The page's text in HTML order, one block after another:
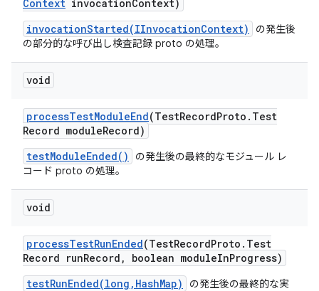
Context invocationContext)
invocationStarted(IInvocationContext)
の発生後
の部分的な呼び出し検査記録 proto の処理。
void
processTestModuleEnd(TestRecordProto . Test
Record moduleRecord)
testModuleEnded()
の発生後の最終的なモジュール レ
コード proto の処理。
void
processTestRunEnded(TestRecordProto . Test
Record runRecord , boolean moduleInProgress)
testRunEnded(long,HashMap)
の発生後の最終的な実